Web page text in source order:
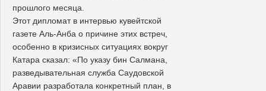
прошлого месяца.
Этот дипломат в интервью кувейтской
газете Аль-Анба о причине этих встреч,
особенно в кризисных ситуациях вокруг
Катара сказал: «По указу бин Салмана,
разведывательная служба Саудовской
Аравии разработала конкретный план, в